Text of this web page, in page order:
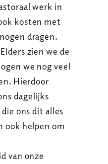
werk in
kosten met
dragen.
zien we de
we nog veel
Hierdoor
dagelijks
ons dit alles
ook helpen om
van onze